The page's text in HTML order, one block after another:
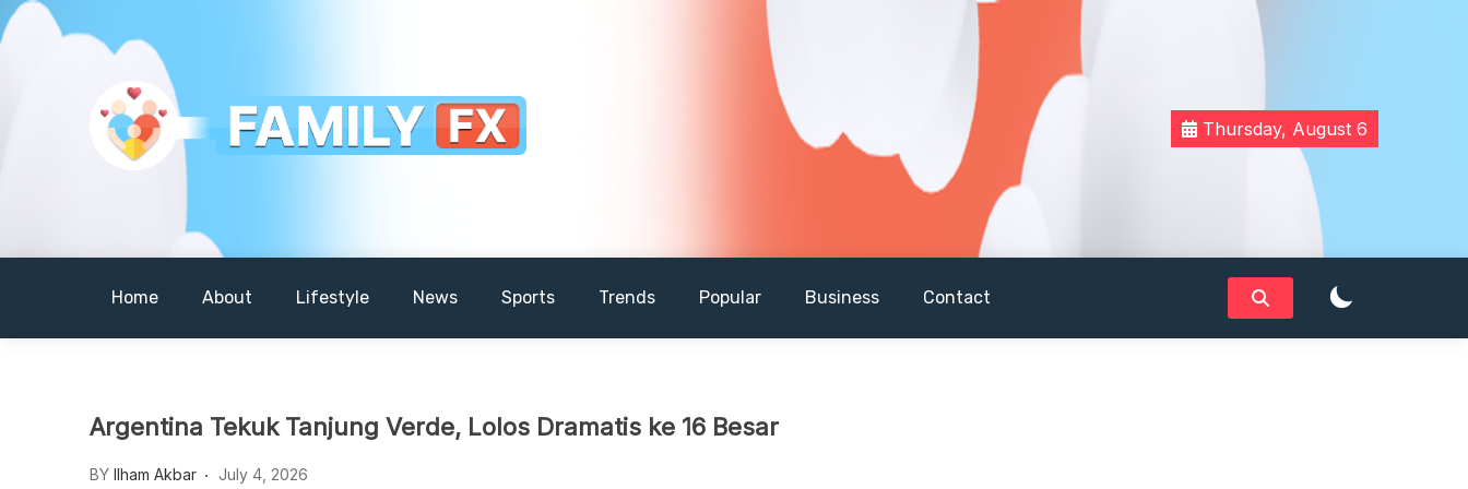
Skip
to
Familyfx
Your Daily Dose of Family Wisdom
Thursday, August 6
Home About Lifestyle News Sports Trends Popular Business Contact
Argentina Tekuk Tanjung Verde, Lolos Dramatis ke 16 Besar
BY Ilham Akbar July 4, 2026